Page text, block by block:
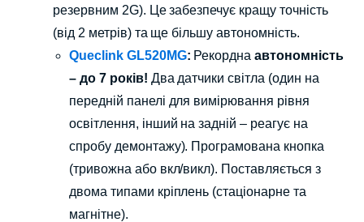
резервним 2G). Це забезпечує кращу точність
(від 2 метрів) та ще більшу автономність.
Queclink GL520MG: Рекорднаавтономність
– до 7 років! Два датчики світла (один на
передній панелі для вимірювання рівня
освітлення, інший на задній – реагує на
спробу демонтажу). Програмована кнопка
(тривожна або вкл/викл). Поставляється з
двома типами кріплень (стаціонарне та
магнітне).